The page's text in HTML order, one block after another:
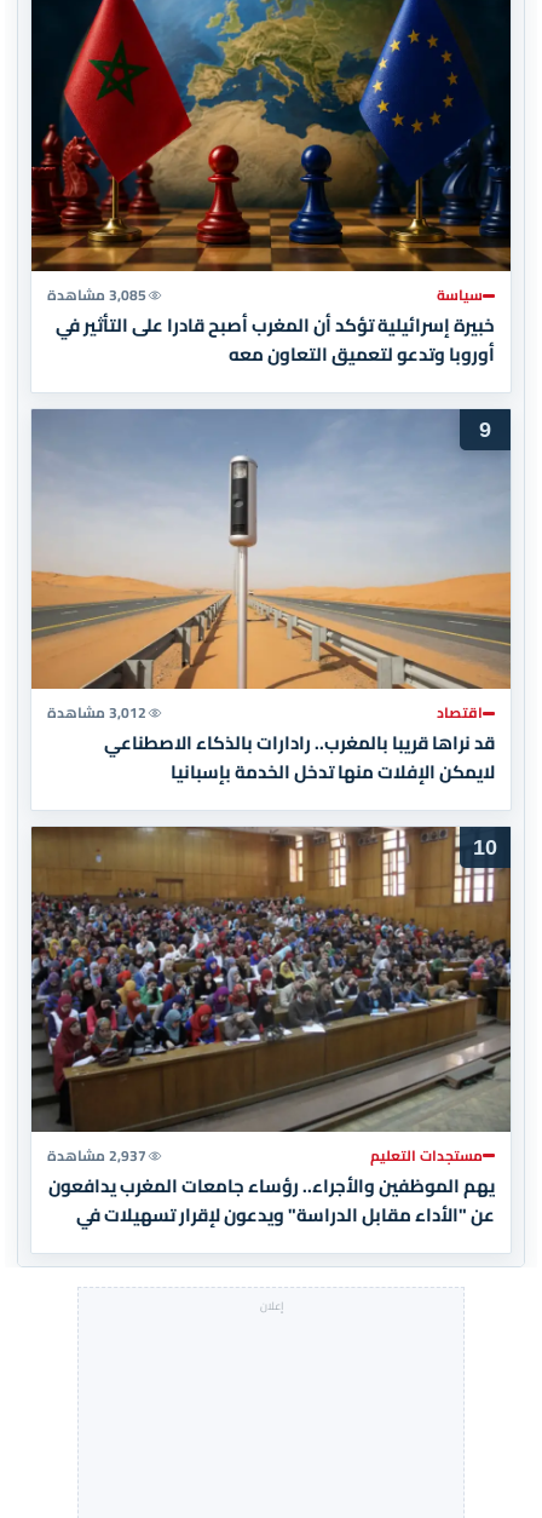
سياسة 3,085 مشاهدة
خبيرة إسرائيلية تؤكد أن المغرب أصبح قادرا على التأثير في
أوروبا وتدعو لتعميق التعاون معه
9
اقتصاد 3,012 مشاهدة
قد نراها قريبا بالمغرب.. رادارات بالذكاء الاصطناعي
لايمكن الإفلات منها تدخل الخدمة بإسبانيا
10
مستجدات التعليم 2,937 مشاهدة
يهم الموظفين والأجراء.. رؤساء جامعات المغرب يدافعون
عن "الأداء مقابل الدراسة" ويدعون لإقرار تسهيلات في